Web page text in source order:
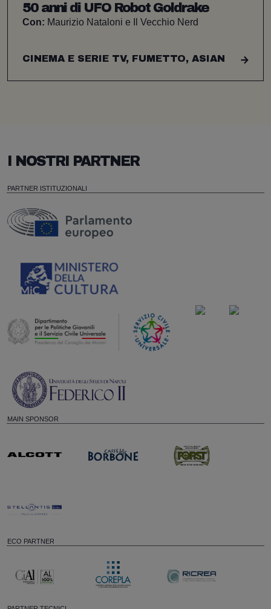
50 anni di UFO Robot Goldrake
Con: Maurizio Nataloni e Il Vecchio Nerd
CINEMA E SERIE TV, FUMETTO, ASIAN
I NOSTRI PARTNER
PARTNER ISTITUZIONALI
MAIN SPONSOR
ECO PARTNER